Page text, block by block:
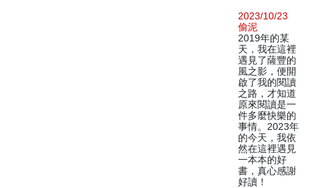
2023/10/23
偷泥
2019年的某
天，我在這裡
遇見了薩豐的
風之影，便開
啟了我的閱讀
之路，才知道
原來閱讀是一
件多麼快樂的
事情。2023年
的今天，我依
然在這裡遇見
一本本的好
書，真心感謝
好讀！